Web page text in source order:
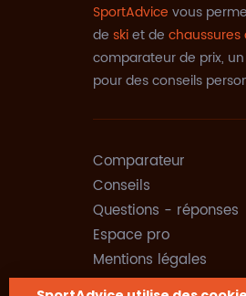
SportAdvice vous
de skiet de chaussures
comparateur de prix,
pour des conseils
Comparateur
Conseils
Questions - réponses
Espace pro
Mentions légales